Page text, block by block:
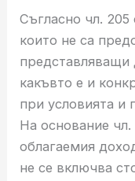
Съгласно чл.
които не са
представляващи
какъвто е и
при условията
На основание
облагаемия
не се включва